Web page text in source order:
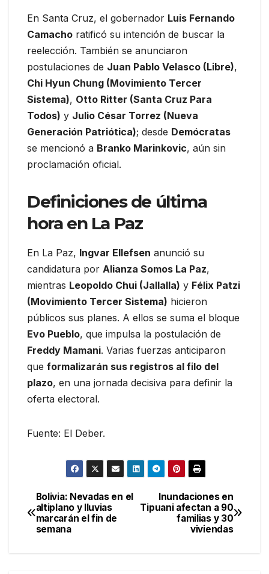
En Santa Cruz, el gobernador Luis Fernando
Camacho ratificó su intención de buscar la
reelección. También se anunciaron
postulaciones de Juan Pablo Velasco (Libre),
Chi Hyun Chung (Movimiento Tercer
Sistema), Otto Ritter (Santa Cruz Para
Todos) y Julio César Torrez (Nueva
Generación Patriótica); desde Demócratas
se mencionó a Branko Marinkovic, aún sin
proclamación oficial.
Definiciones de última
hora en La Paz
En La Paz, Ingvar Ellefsen anunció su
candidatura por Alianza Somos La Paz,
mientras Leopoldo Chui (Jallalla) y Félix Patzi
(Movimiento Tercer Sistema) hicieron
públicos sus planes. A ellos se suma el bloque
Evo Pueblo, que impulsa la postulación de
Freddy Mamani. Varias fuerzas anticiparon
que formalizarán sus registros al filo del
plazo, en una jornada decisiva para definir la
oferta electoral.
Fuente: El Deber.
Navegación
de
Inundaciones en
Tipuani afectan a 90
familias y 30
viviendas
Bolivia: Nevadas en el
altiplano y lluvias
marcarán el fin de
semana